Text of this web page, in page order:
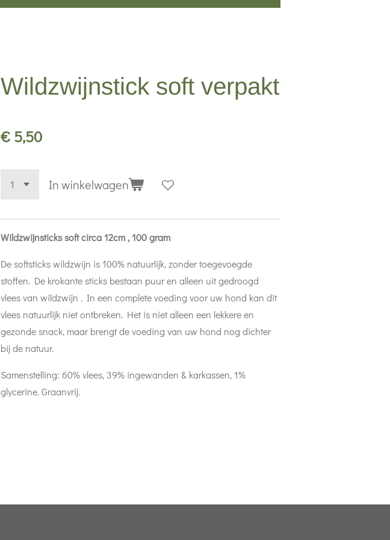
Wildzwijnstick soft verpakt
€ 5,50
In winkelwagen
Wildzwijnsticks soft circa 12cm , 100 gram
De softsticks wildzwijn is 100% natuurlijk, zonder toegevoegde
stoffen. De krokante sticks bestaan puur en alleen uit gedroogd
vlees van wildzwijn . In een complete voeding voor uw hond kan dit
vlees natuurlijk niet ontbreken. Het is niet alleen een lekkere en
gezonde snack, maar brengt de voeding van uw hond nog dichter
bij de natuur.
Samenstelling: 60% vlees, 39% ingewanden & karkassen, 1%
glycerine. Graanvrij.